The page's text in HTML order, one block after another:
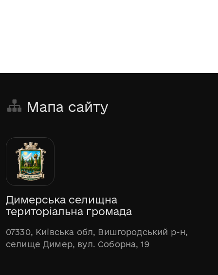
Мапа сайту
Димерська селищна
територіальна громада
07330, Київська обл, Вишгородський р-н,
селище Димер, вул. Соборна, 19